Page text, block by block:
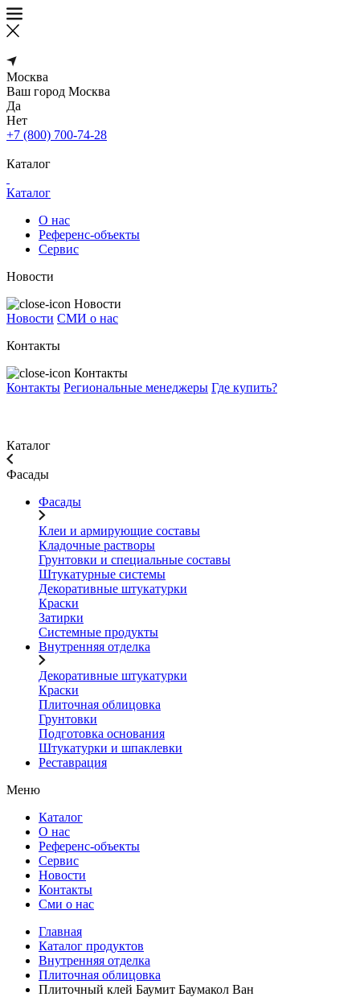
Москва
Ваш город Москва
Да
Нет
+7 (800) 700-74-28
Каталог
Каталог
О нас
Референс-объекты
Сервис
Новости
Новости
Новости СМИ о нас
Контакты
Контакты
Контакты Региональные менеджеры Где купить?
Каталог
Фасады
Фасады
Клеи и армирующие составы
Кладочные растворы
Грунтовки и специальные составы
Штукатурные системы
Декоративные штукатурки
Краски
Затирки
Системные продукты
Внутренняя отделка
Декоративные штукатурки
Краски
Плиточная облицовка
Грунтовки
Подготовка основания
Штукатурки и шпаклевки
Реставрация
Меню
Каталог
О нас
Референс-объекты
Сервис
Новости
Контакты
Сми о нас
Главная
Каталог продуктов
Внутренняя отделка
Плиточная облицовка
Плиточный клей Баумит Баумакол Ван